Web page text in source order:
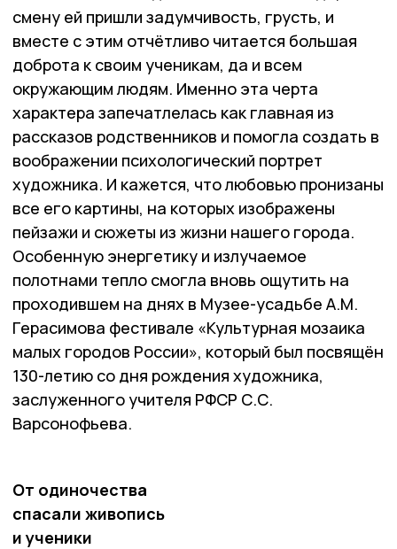
смену ей пришли задумчивость, грусть, и
вместе с этим отчётливо читается большая
доброта к своим ученикам, да и всем
окружающим людям. Именно эта черта
характера запечатлелась как главная из
рассказов родственников и помогла создать в
воображении психологический портрет
художника. И кажется, что любовью пронизаны
все его картины, на которых изображены
пейзажи и сюжеты из жизни нашего города.
Особенную энергетику и излучаемое
полотнами тепло смогла вновь ощутить на
проходившем на днях в Музее-усадьбе А.М.
Герасимова фестивале «Культурная мозаика
малых городов России», который был посвящён
130-летию со дня рождения художника,
заслуженного учителя РФСР С.С.
Варсонофьева.
От одиночества
спасали живопись
и ученики